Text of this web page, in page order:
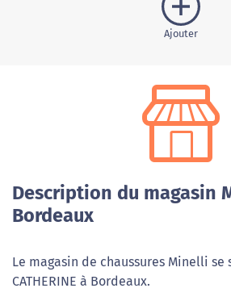
Ajouter
Description du magasin
Bordeaux
Le magasin de chaussures Minelli se
CATHERINE à Bordeaux.